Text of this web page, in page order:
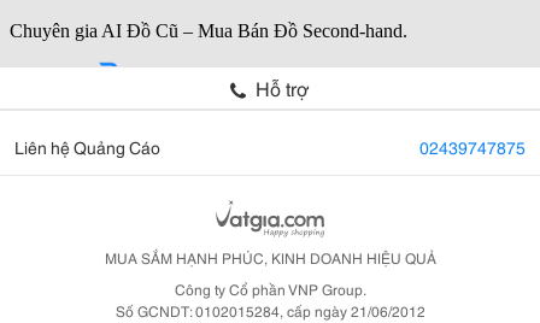
Hỗ trợ
Liên hệ Quảng Cáo 02439747875
MUA SẮM HẠNH PHÚC, KINH DOANH HIỆU QUẢ
Công ty Cổ phần VNP Group.
Số GCNDT: 0102015284, cấp ngày 21/06/2012